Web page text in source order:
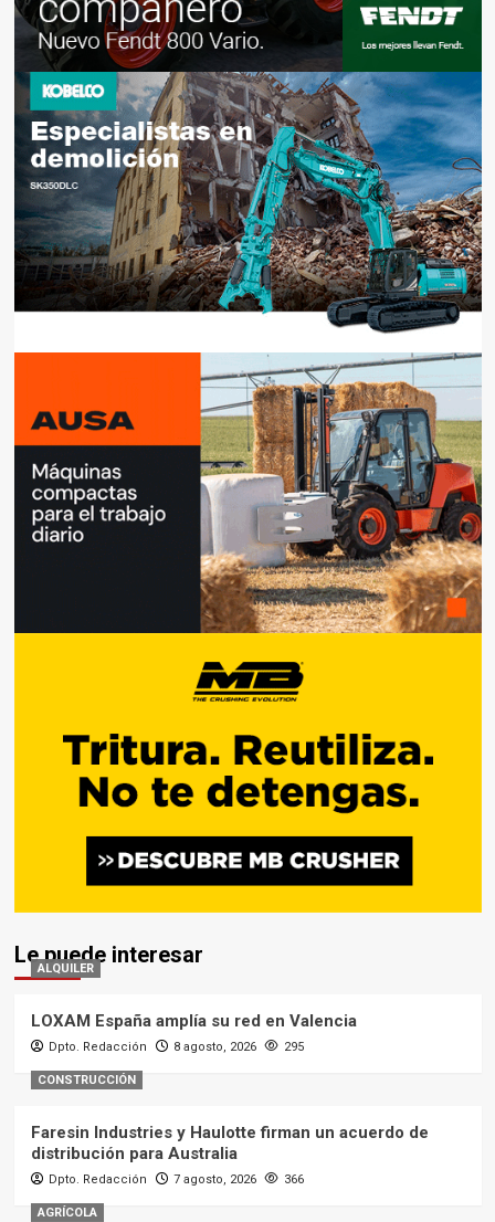
Le puede interesar
ALQUILER
LOXAM España amplía su red en Valencia
Dpto. Redacción 8 agosto, 2026 295
CONSTRUCCIÓN
Faresin Industries y Haulotte firman un acuerdo de
distribución para Australia
Dpto. Redacción 7 agosto, 2026 366
AGRÍCOLA